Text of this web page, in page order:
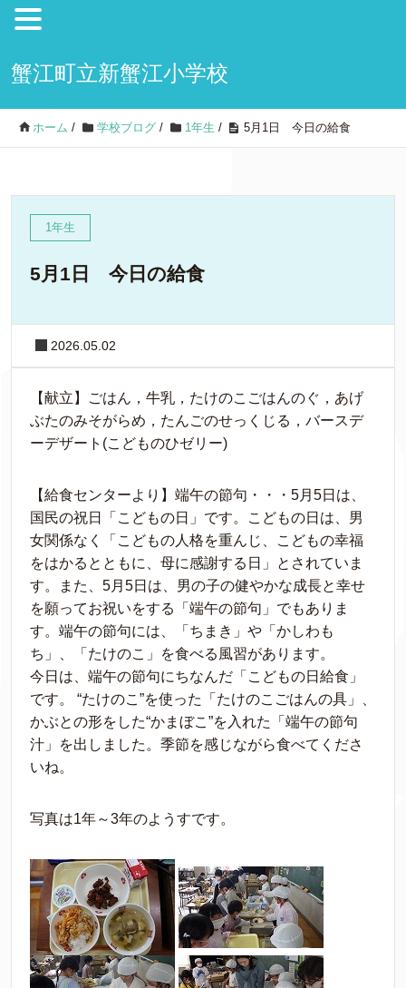
蟹江町立新蟹江小学校
ホーム / 学校ブログ / 1年生 / 5月1日 今日の給食
1年生
5月1日 今日の給食
2026.05.02
【献立】ごはん，牛乳，たけのこごはんのぐ，あげ
ぶたのみそがらめ，たんごのせっくじる，バースデ
ーデザート(こどものひゼリー)
【給食センターより】端午の節句・・・5月5日は、
国民の祝日「こどもの日」です。こどもの日は、男
女関係なく「こどもの人格を重んじ、こどもの幸福
をはかるとともに、母に感謝する日」とされていま
す。また、5月5日は、男の子の健やかな成長と幸せ
を願ってお祝いをする「端午の節句」でもありま
す。端午の節句には、「ちまき」や「かしわも
ち」、「たけのこ」を食べる風習があります。
今日は、端午の節句にちなんだ「こどもの日給食」
です。 “たけのこ”を使った「たけのこごはんの具」、
かぶとの形をした“かまぼこ”を入れた「端午の節句
汁」を出しました。季節を感じながら食べてくださ
いね。
写真は1年～3年のようすです。